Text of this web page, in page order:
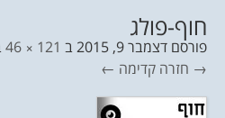
חוף-פולג
פורסם דצמבר 9, 2015 ב 121 × 46
→ חזרה קדימה ←